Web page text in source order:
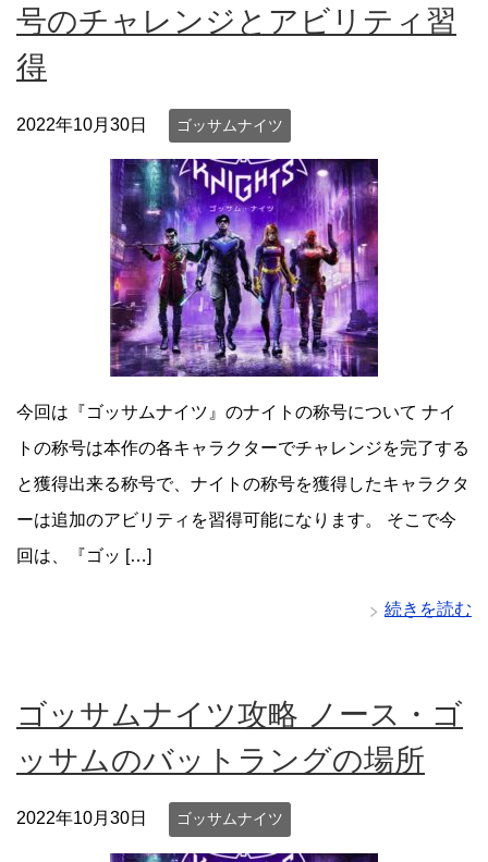
号のチャレンジとアビリティ習
得
2022年10月30日 ゴッサムナイツ
今回は『ゴッサムナイツ』のナイトの称号について ナイ
トの称号は本作の各キャラクターでチャレンジを完了する
と獲得出来る称号で、ナイトの称号を獲得したキャラクタ
ーは追加のアビリティを習得可能になります。 そこで今
回は、『ゴッ […]
続きを読む
ゴッサムナイツ攻略 ノース・ゴ
ッサムのバットラングの場所
2022年10月30日 ゴッサムナイツ